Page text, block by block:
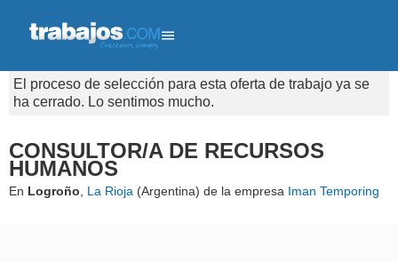
El proceso de selección para esta oferta de trabajo ya se
ha cerrado. Lo sentimos mucho.
CONSULTOR/A DE RECURSOS
HUMANOS
En Logroño La Rioja (Argentina) de la empresa Iman Temporing